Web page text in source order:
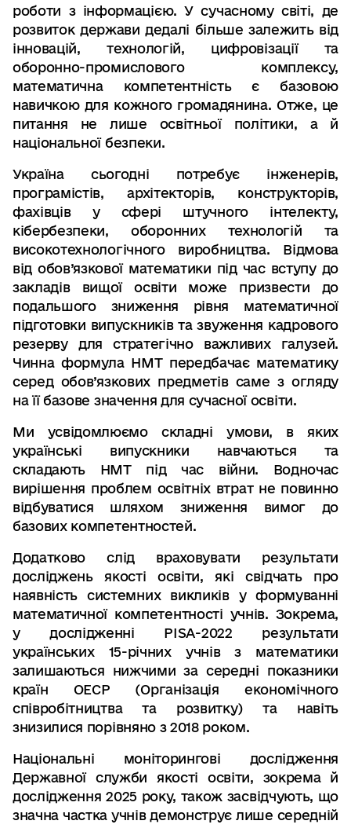
роботи з інформацією. У сучасному світі, де
розвиток держави дедалі більше залежить від
інновацій, технологій, цифровізації та
оборонно-промислового комплексу,
математична компетентність є базовою
навичкою для кожного громадянина. Отже, це
питання не лише освітньої політики, а й
національної безпеки.
Україна сьогодні потребує інженерів,
програмістів, архітекторів, конструкторів,
фахівців у сфері штучного інтелекту,
кібербезпеки, оборонних технологій та
високотехнологічного виробництва. Відмова
від обов’язкової математики під час вступу до
закладів вищої освіти може призвести до
подальшого зниження рівня математичної
підготовки випускників та звуження кадрового
резерву для стратегічно важливих галузей.
Чинна формула НМТ передбачає математику
серед обов’язкових предметів саме з огляду
на її базове значення для сучасної освіти.
Ми усвідомлюємо складні умови, в яких
українські випускники навчаються та
складають НМТ під час війни. Водночас
вирішення проблем освітніх втрат не повинно
відбуватися шляхом зниження вимог до
базових компетентностей.
Додатково слід враховувати результати
досліджень якості освіти, які свідчать про
наявність системних викликів у формуванні
математичної компетентності учнів. Зокрема,
у дослідженні PISA-2022 результати
українських 15-річних учнів з математики
залишаються нижчими за середні показники
країн ОЕСР (Організація економічного
співробітництва та розвитку) та навіть
знизилися порівняно з 2018 роком.
Національні моніторингові дослідження
Державної служби якості освіти, зокрема й
дослідження 2025 року, також засвідчують, що
значна частка учнів демонструє лише середній